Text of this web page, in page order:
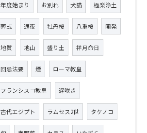
年度始まり お別れ 犬猫 極楽浄土
葬式 通夜 牡丹桜 八重桜 開発
地質 地山 盛り土 祥月命日
回忌法要 煙 ローマ教皇
フランシスコ教皇 遅咲き
古代エジプト ラムセス2世 タケノコ